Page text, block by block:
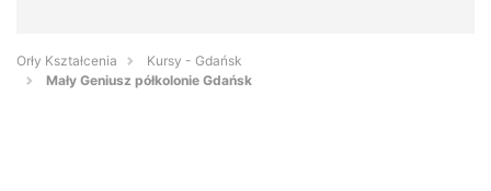
Orły Kształcenia
Kursy - Gdańsk
Mały Geniusz półkolonie Gdańsk